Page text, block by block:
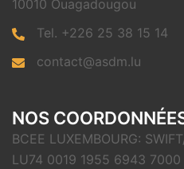
10010 Ouagadougou
Tel. +226 25 38 15 14
contact@asdm.lu
NOS
BCEE LUXEMBOURG:
LU74 0019 1955 6943 7000